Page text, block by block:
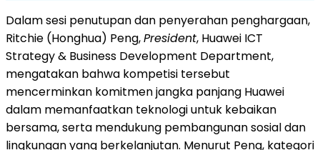
Dalam sesi penutupan dan penyerahan penghargaan,
Ritchie (Honghua) Peng,President, Huawei ICT
Strategy & Business Development Department,
mengatakan bahwa kompetisi tersebut
mencerminkan komitmen jangka panjang Huawei
dalam memanfaatkan teknologi untuk kebaikan
bersama, serta mendukung pembangunan sosial dan
lingkungan yang berkelanjutan. Menurut Peng, kategori